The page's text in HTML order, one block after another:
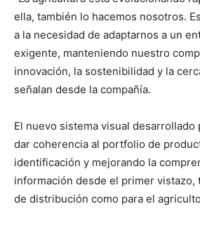
ella, también lo hacemos nosotros.
a la necesidad de adaptarnos a un
exigente, manteniendo nuestro
innovación, la sostenibilidad y la
señalan desde la compañía.
El nuevo sistema visual
dar coherencia al portfolio de
identificación y mejorando la
información desde el primer vistazo,
de distribución como para el